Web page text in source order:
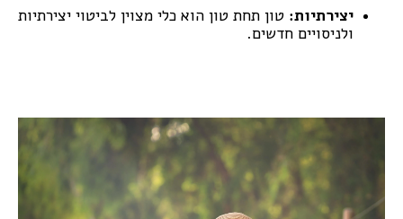
יצירתיות:טון תחת טון הוא כלי מצוין לביטוי יצירתיות
ולניסויים חדשים.